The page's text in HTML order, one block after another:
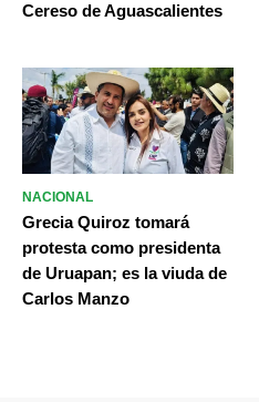
Cereso de Aguascalientes
NACIONAL
Grecia Quiroz tomará
protesta como presidenta
de Uruapan; es la viuda de
Carlos Manzo